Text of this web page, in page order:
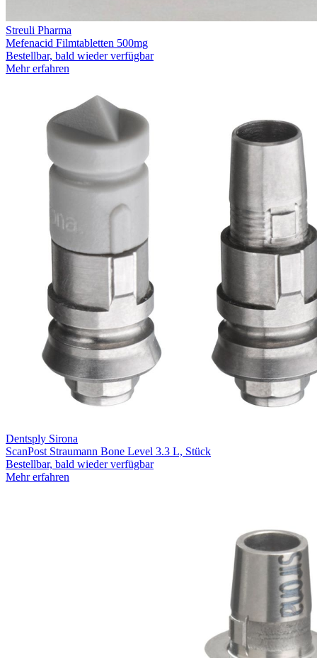
Streuli Pharma
Mefenacid Filmtabletten 500mg
Bestellbar, bald wieder verfügbar
Mehr erfahren
Dentsply Sirona
ScanPost Straumann Bone Level 3.3 L, Stück
Bestellbar, bald wieder verfügbar
Mehr erfahren